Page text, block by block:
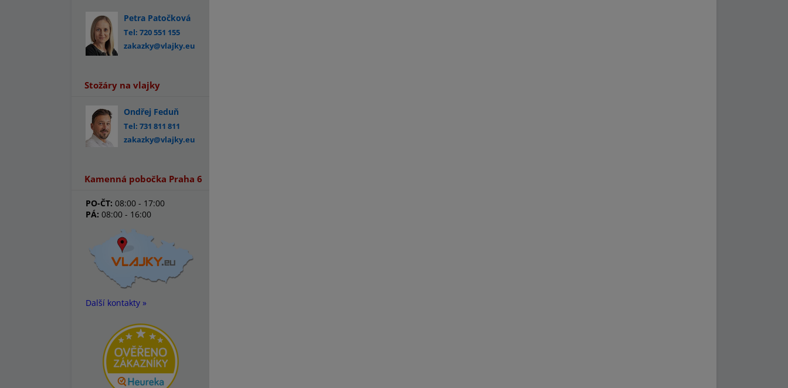
Petra Patočková
Tel: 720 551 155
zakazky@vlajky.eu
Stožáry na vlajky
Ondřej Feduň
Tel: 731 811 811
zakazky@vlajky.eu
Kamenná pobočka Praha 6
PO-ČT: 08:00 - 17:00
PÁ: 08:00 - 16:00
Další kontakty »